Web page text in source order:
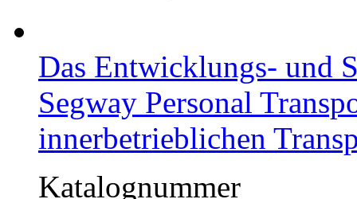
Das Entwicklungs- und
Segway Personal
innerbetrieblichen
Katalognummer